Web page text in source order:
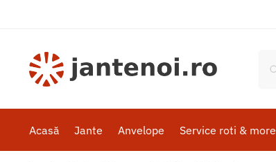
Acasă Jante Anvelope Service roti & more